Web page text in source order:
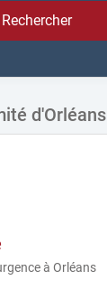
Rechercher
d'Orléans
à Orléans